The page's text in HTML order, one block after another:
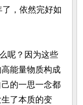
，依然完好如
呢？因为这些
能量物质构成
的一思一念都
了本质的变